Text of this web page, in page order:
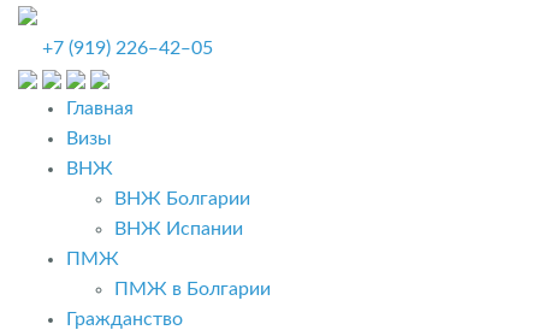
+7 (919) 226‒42‒05
Главная
Визы
ВНЖ
ВНЖ Болгарии
ВНЖ Испании
ПМЖ
ПМЖ в Болгарии
Гражданство